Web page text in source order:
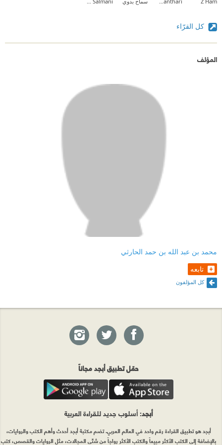
كل القرّاء
المؤلف
محمد بن عبد الله بن حمد الحارثي
تابعه
كل المؤلفون
حمّل تطبيق أبجد مجاناً
أبجد: أسلوب جديد للقراءة العربية
أبجد هو تطبيق القراءة رقم واحد في العالم العربي. تضم مكتبة أبجد أحدث وأهم الكتب والروايات،
بالإضافة إلى الكتب الأكثر مبيعاً والكتب الأكثر رواجاً من شتّى المجالات، مثل الروايات والقصص، كتب